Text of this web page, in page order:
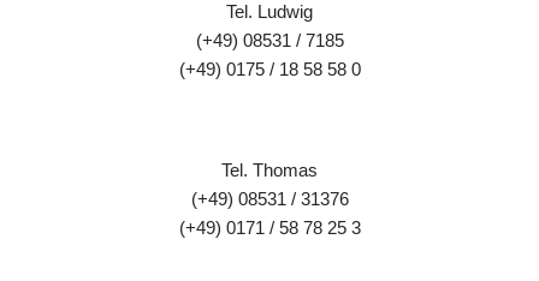
Tel. Ludwig
(+49) 08531 / 7185
(+49) 0175 / 18 58 58 0
Tel. Thomas
(+49) 08531 / 31376
(+49) 0171 / 58 78 25 3